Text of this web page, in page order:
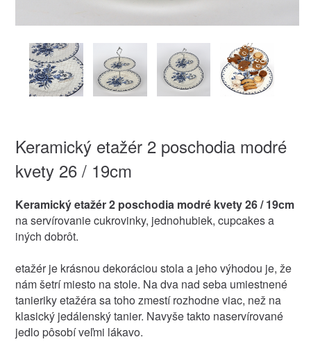
Keramický etažér 2 poschodia modré
kvety 26 / 19cm
Keramický etažér 2 poschodia modré kvety 26 / 19cm
na servírovanie cukrovinky, jednohubiek, cupcakes a
iných dobrôt.
etažér je krásnou dekoráciou stola a jeho výhodou je, že
nám šetrí miesto na stole. Na dva nad seba umiestnené
tanieriky etažéra sa toho zmestí rozhodne viac, než na
klasický jedálenský tanier. Navyše takto naservírované
jedlo pôsobí veľmi lákavo.